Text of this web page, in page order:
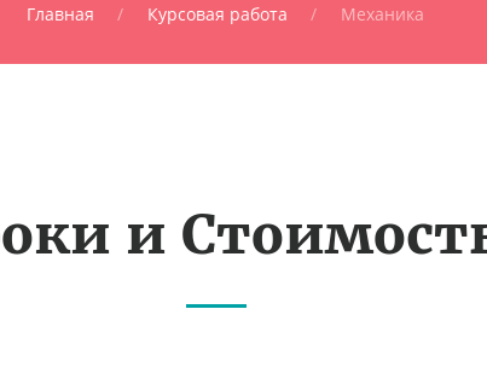
Главная Курсовая работа Механика
и